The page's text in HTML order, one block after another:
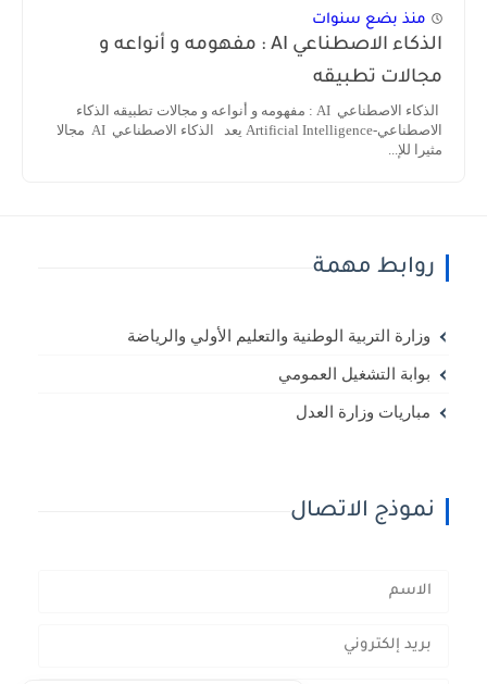
منذ بضع سنوات
الذكاء الاصطناعي AI : مفهومه و أنواعه و
مجالات تطبيقه
الذكاء الاصطناعي AI : مفهومه و أنواعه و مجالات تطبيقه الذكاء
الاصطناعي-Artificial Intelligence يعد الذكاء الاصطناعي AI مجالا
مثيرا للإ...
روابط مهمة
وزارة التربية الوطنية والتعليم الأولي والرياضة
بوابة التشغيل العمومي
مباريات وزارة العدل
نموذج الاتصال